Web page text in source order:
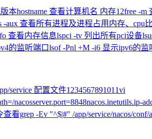
本hostname 查看计算机名 内存12free
aux 查看所有进程及进程占用内存、
查看内存信息lspci -tv 列出所有pci设备
的监听端口lsof -Pnl +M -i6 显示ipv6的监
service 配置文件1234567891011vi
看grep -Ev "^$|#" /app/service/nacos/